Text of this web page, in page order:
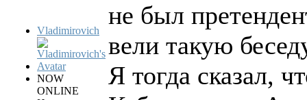
Vladimirovich
NOW
ONLINE
не был
вели такую
Я тогда сказал,